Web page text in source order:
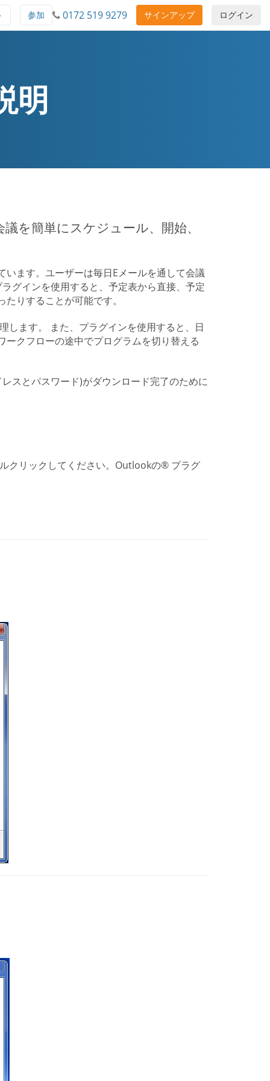
ログイン
サインアップ
0172 519 9279
参加
明
を簡単にスケジュール、開始、
ます。ユーザーは毎日Eメールを通して会議
グインを使用すると、予定表から直接、予定
りすることが可能です。
ます。 また、プラグインを使用すると、日
クフローの途中でプログラムを切り替える
スとパスワード)がダウンロード完了のために
クリックしてください。Outlookの® プラグ